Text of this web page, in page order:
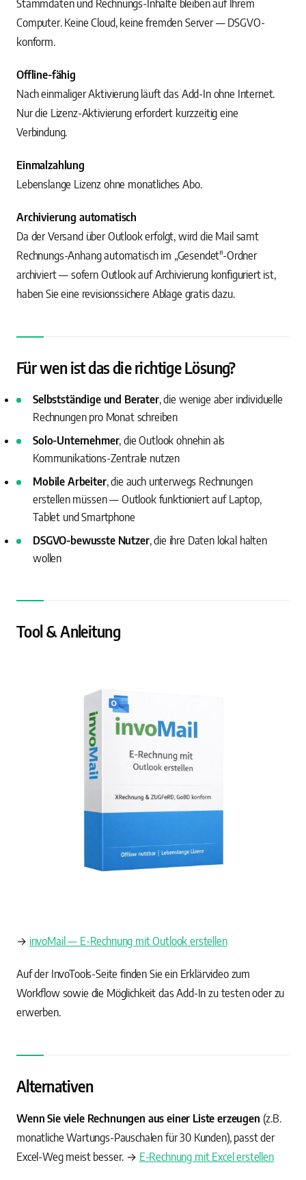
Stammdaten und Rechnungs-Inhalte bleiben auf Ihrem
Computer. Keine Cloud, keine fremden Server — DSGVO-
konform.
Offline-fähig
Nach einmaliger Aktivierung läuft das Add-In ohne Internet.
Nur die Lizenz-Aktivierung erfordert kurzzeitig eine
Verbindung.
Einmalzahlung
Lebenslange Lizenz ohne monatliches Abo.
Archivierung automatisch
Da der Versand über Outlook erfolgt, wird die Mail samt
Rechnungs-Anhang automatisch im „Gesendet"-Ordner
archiviert — sofern Outlook auf Archivierung konfiguriert ist,
haben Sie eine revisionssichere Ablage gratis dazu.
Für wen ist das die richtige Lösung?
Selbstständige und Berater, die wenige aber individuelle
Rechnungen pro Monat schreiben
Solo-Unternehmer, die Outlook ohnehin als
Kommunikations-Zentrale nutzen
Mobile Arbeiter, die auch unterwegs Rechnungen
erstellen müssen — Outlook funktioniert auf Laptop,
Tablet und Smartphone
DSGVO-bewusste Nutzer, die ihre Daten lokal halten
wollen
Tool & Anleitung
→ invoMail — E-Rechnung mit Outlook erstellen
Auf der InvoTools-Seite finden Sie ein Erklärvideo zum
Workflow sowie die Möglichkeit das Add-In zu testen oder zu
erwerben.
Alternativen
Wenn Sie viele Rechnungen aus einer Liste erzeugen (z.B.
monatliche Wartungs-Pauschalen für 30 Kunden), passt der
Excel-Weg meist besser. → E-Rechnung mit Excel erstellen